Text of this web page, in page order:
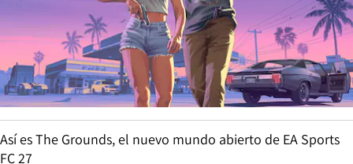
Así es The Grounds, el nuevo mundo abierto de EA Sports
FC 27